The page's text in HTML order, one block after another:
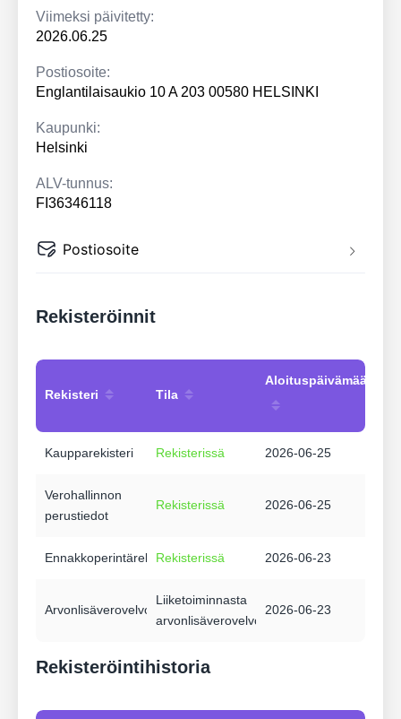
Viimeksi päivitetty:
2026.06.25
Postiosoite:
Englantilaisaukio 10 A 203 00580 HELSINKI
Kaupunki:
Helsinki
ALV-tunnus:
FI36346118
Postiosoite
Rekisteröinnit
Rekisteri Tila
Aloituspäivämäärä
Kaupparekisteri Rekisterissä 2026-06-25
Verohallinnon
perustiedot
Rekisterissä 2026-06-25
EnnakkoperintärekisteriRekisterissä 2026-06-23
Arvonlisäverovelvollisuus
Liiketoiminnasta
arvonlisäverovelvollinen
2026-06-23
Rekisteröintihistoria